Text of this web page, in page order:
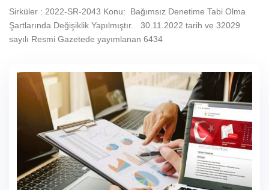
Sirküler : 2022-SR-2043 Konu: Bağımsız Denetime Tabi Olma
Şartlarında Değişiklik Yapılmıştır. 30.11.2022 tarih ve 32029
sayılı Resmi Gazetede yayımlanan 6434